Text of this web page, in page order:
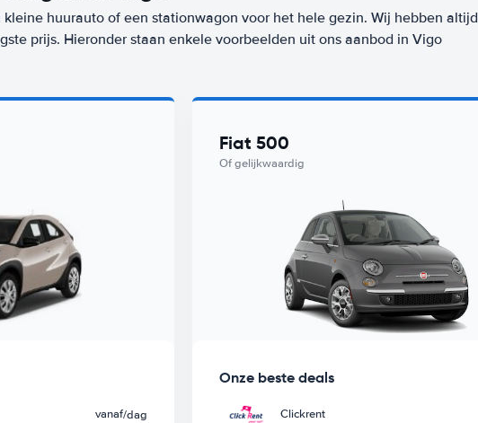
huurauto of een stationwagon voor het hele gezin. Wij hebben altijd
prijs. Hieronder staan enkele voorbeelden uit ons aanbod in Vigo
vanaf/dag
Fiat 500
Of gelijkwaardig
Onze beste deals
Clickrent